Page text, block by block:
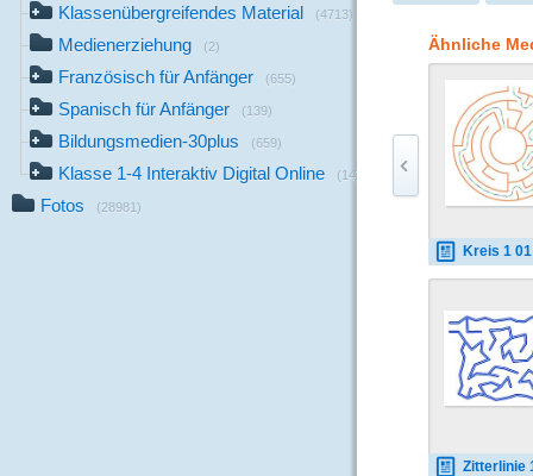
Klassenübergreifendes Material (4713)
Medienerziehung (2)
Französisch für Anfänger (655)
Spanisch für Anfänger (139)
Bildungsmedien-30plus (659)
Klasse 1-4 Interaktiv Digital Online (14)
Fotos (28981)
Ähnliche
Kreis 1
Zitterlinie 1